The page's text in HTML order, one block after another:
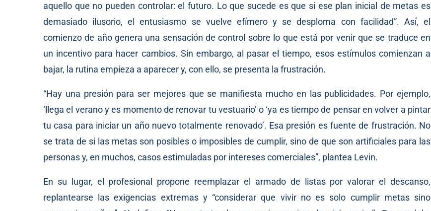
aquello que no pueden controlar: el futuro. Lo que sucede es que si ese plan inicial de metas es
demasiado ilusorio, el entusiasmo se vuelve efímero y se desploma con facilidad”. Así, el
comienzo de año genera una sensación de control sobre lo que está por venir que se traduce en
un incentivo para hacer cambios. Sin embargo, al pasar el tiempo, esos estímulos comienzan a
bajar, la rutina empieza a aparecer y, con ello, se presenta la frustración.
“Hay una presión para ser mejores que se manifiesta mucho en las publicidades. Por ejemplo,
‘llega el verano y es momento de renovar tu vestuario’ o ‘ya es tiempo de pensar en volver a pintar
tu casa para iniciar un año nuevo totalmente renovado’. Esa presión es fuente de frustración. No
se trata de si las metas son posibles o imposibles de cumplir, sino de que son artificiales para las
personas y, en muchos, casos estimuladas por intereses comerciales”, plantea Levin.
En su lugar, el profesional propone reemplazar el armado de listas por valorar el descanso,
replantearse las exigencias extremas y “considerar que vivir no es solo cumplir metas sino